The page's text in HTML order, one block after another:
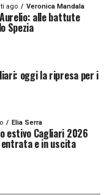
dirigenti prima
Palestra fino
state
arriverà
quindi,
per
per il presente
ago Veronica Mandala
alle battute
Spezia
oggi la ripresa per i
Elia Serra
estivo Cagliari 2026
e in uscita